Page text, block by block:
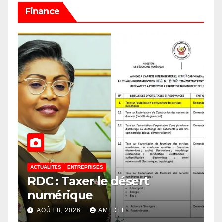
Finance
ACTUALITÉS ENTREPRISES
RDC : Taxer le désert
numérique
AOÛT 8, 2026 AMEDEE